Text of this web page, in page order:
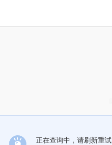
正在查询中，请刷新重试